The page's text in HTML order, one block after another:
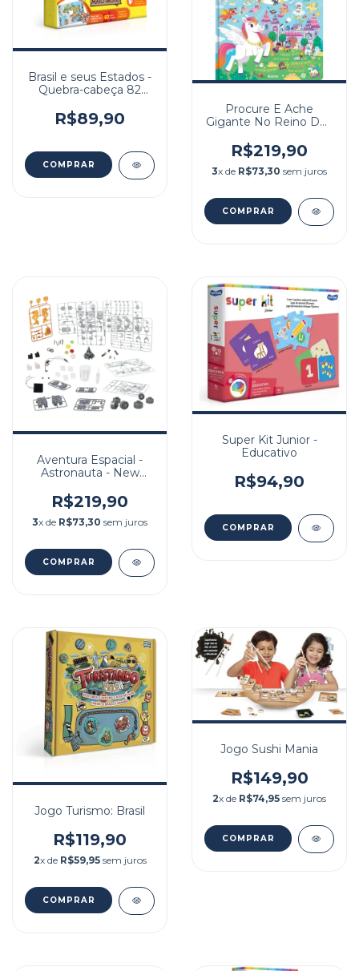
Brasil e seus Estados -
Quebra-cabeça 82
R$89,90
Procure E Ache
Gigante No Reino Dos
R$219,90
3x de R$73,30 sem juros
Aventura Espacial -
Astronauta - New
R$219,90
3x de R$73,30 sem juros
Super Kit Junior -
Educativo
R$94,90
Jogo Turismo: Brasil
R$119,90
2x de R$59,95sem juros
Jogo Sushi Mania
R$149,90
2x de R$74,95 sem juros